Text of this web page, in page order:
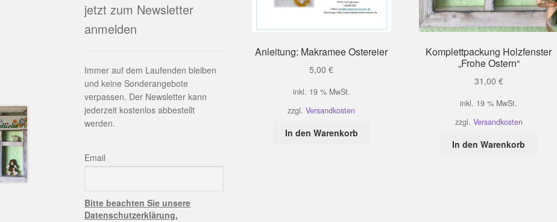
Anleitung: Makramee Ostereier
5,00€
inkl. 19 % MwSt.
zzgl.Versandkosten
In den Warenkorb
Komplettpackung Holzfenster
„Frohe Ostern“
31,00 €
inkl. 19 % MwSt.
zzgl. Versandkosten
In den Warenkorb
jetzt zum Newsletter
anmelden
Immer auf dem Laufenden bleiben
und keine Sonderangebote
verpassen. Der Newsletter kann
jederzeit kostenlos abbestellt
werden.
Email
Bitte beachten Sie unsere
Datenschutzerklärung.